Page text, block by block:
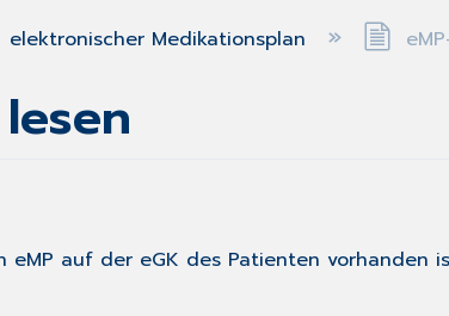
elektronischer Medikationsplan
auf der eGK des Patienten vorhanden